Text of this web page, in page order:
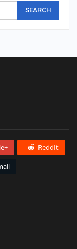
ReddIt